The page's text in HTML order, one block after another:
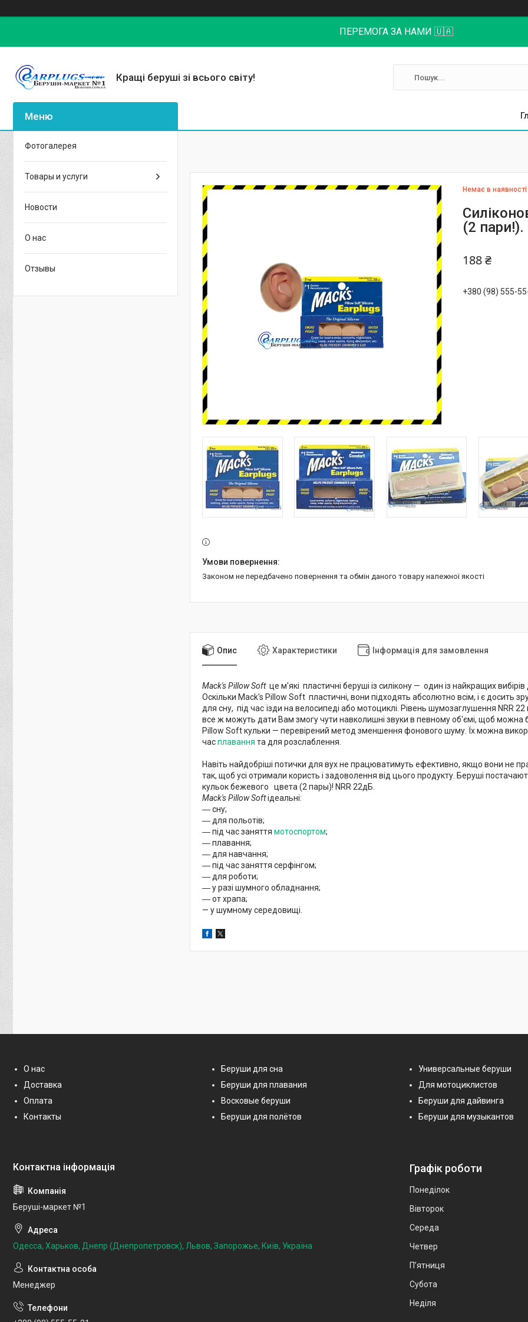
ПЕРЕМОГА ЗА НАМИ 🇺🇦
Кращі беруші зі всього світу!
Немає в наявності
(2
188 ₴
+380 (98) 555-
Законом не передбачено повернення та обмін даного товару належної якості
Опис Характеристики Інформація для замовлення
Mack's Pillow Softце м'які пластичні беруші із силікону — один із найкращих
Оскільки Mack's Pillow Soft пластичні, вони підходять абсолютно всім, і є досить
для сну, під час їзди на велосипеді або мотоциклі. Рівень шумозаглушення NRR
все ж можуть дати Вам змогу чути навколишні звуки в певному об'ємі, щоб можна
Pillow Soft кульки — перевірений метод зменшення фонового шуму. Їх можна
часплавання та для розслаблення.
Навіть найдобріші потички для вух не працюватимуть ефективно, якщо вони не
так, щоб усі отримали користь і задоволення від цього продукту. Беруші
кульок бежевого цвета (2 пары)! NRR 22дБ.
Mack's Pillow Softідеальні:
― сну;
― для польотів;
― під час заняття мотоспортом;
― плавання;
― для навчання;
― під час заняття серфінгом;
― для роботи;
― у разі шумного обладнання;
― от храпа;
— у шумному середовищі.
Фотогалерея
Товары и услуги
Новости
О нас
Отзывы
О нас
Доставка
Оплата
Контакты
Беруши для сна
Беруши для плавания
Восковые беруши
Беруши для полётов
Универсальные беруши
Для мотоциклистов
Беруши для дайвинга
Беруши для музыкантов
Беруші-маркет №1
Одесса, Харьков, Днепр (Днепропетровск), Львов, Запорожье, Київ, Україна
Менеджер
Графік роботи
Понеділок
Вівторок
Середа
Четвер
Пʼятниця
Субота
Неділя